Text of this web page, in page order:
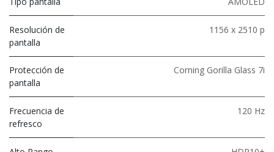
Resolución de
pantalla
1156 x 2510 p
Protección de
pantalla
Corning Gorilla Glass 7i
Frecuencia de
refresco
120 Hz